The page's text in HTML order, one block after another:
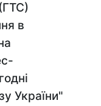
в
України"